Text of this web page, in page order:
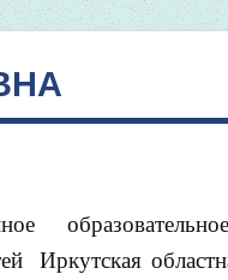
Иркутская